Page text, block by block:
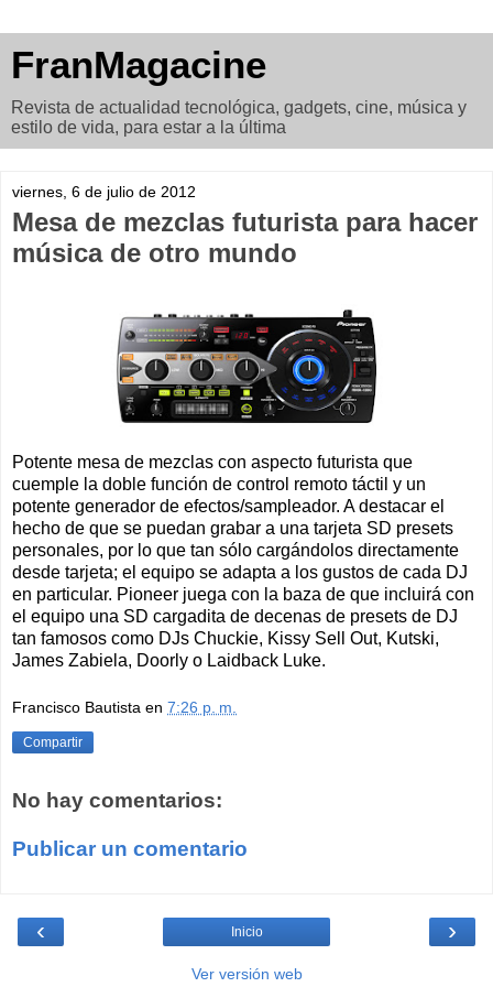
FranMagacine
Revista de actualidad tecnológica, gadgets, cine, música y
estilo de vida, para estar a la última
viernes, 6 de julio de 2012
Mesa de mezclas futurista para hacer
música de otro mundo
Potente mesa de mezclas con aspecto futurista que
cuemple la doble función de control remoto táctil y un
potente generador de efectos/sampleador. A destacar el
hecho de que se puedan grabar a una tarjeta SD presets
personales, por lo que tan sólo cargándolos directamente
desde tarjeta; el equipo se adapta a los gustos de cada DJ
en particular. Pioneer juega con la baza de que incluirá con
el equipo una SD cargadita de decenas de presets de DJ
tan famosos como DJs Chuckie, Kissy Sell Out, Kutski,
James Zabiela, Doorly o Laidback Luke.
Francisco Bautista en 7:26 p. m.
Compartir
No hay comentarios:
Publicar un comentario
‹ ›
Inicio
Ver versión web